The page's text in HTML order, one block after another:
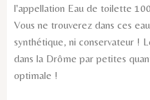
l'appellation Eau de toilette
Vous ne trouverez dans ces
synthétique, ni conservateur !
dans la Drôme par petites
optimale !